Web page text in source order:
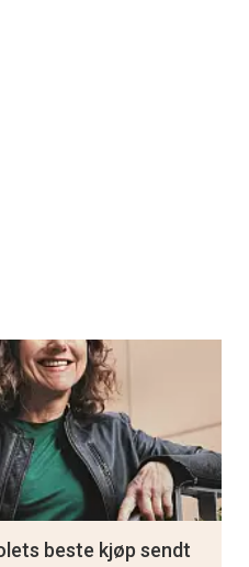
beste kjøp sendt